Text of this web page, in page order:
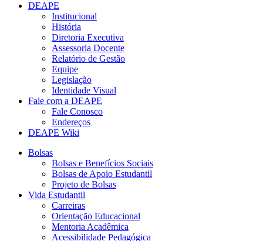
DEAPE
Institucional
História
Diretoria Executiva
Assessoria Docente
Relatório de Gestão
Equipe
Legislação
Identidade Visual
Fale com a DEAPE
Fale Conosco
Endereços
DEAPE Wiki
Bolsas
Bolsas e Benefícios Sociais
Bolsas de Apoio Estudantil
Projeto de Bolsas
Vida Estudantil
Carreiras
Orientação Educacional
Mentoria Acadêmica
Acessibilidade Pedagógica